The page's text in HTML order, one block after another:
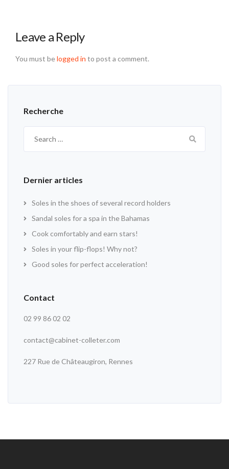
Leave a Reply
You must belogged in to post a comment.
Recherche
for:
Dernier articles
Soles in the shoes of several record holders
Sandal soles for a spa in the Bahamas
Cook comfortably and earn stars!
Soles in your flip-flops! Why not?
Good soles for perfect acceleration!
Contact
02 99 86 02 02
contact@cabinet-colleter.com
227 Rue de Châteaugiron, Rennes